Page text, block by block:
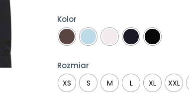
Kolor
Rozmiar
XS S M L XL XXL